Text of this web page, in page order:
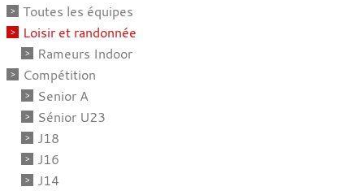
Toutes les équipes
Loisir et randonnée
Rameurs Indoor
Compétition
Senior A
Sénior U23
J18
J16
J14